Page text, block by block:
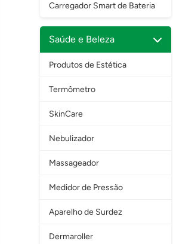
Carregador Smart de Bateria
Saúde e Beleza
Produtos de Estética
Termômetro
SkinCare
Nebulizador
Massageador
Medidor de Pressão
Aparelho de Surdez
Dermaroller